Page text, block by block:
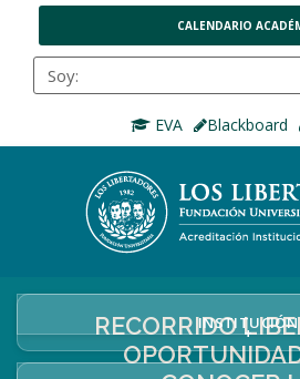
CALENDARIO
EVA Blackboard
INSTITUCIÓN
+
RECORRIDO